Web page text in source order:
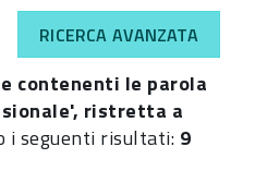
RICERCA AVANZATA
contenenti le parola
ristretta a
i seguenti risultati: 9